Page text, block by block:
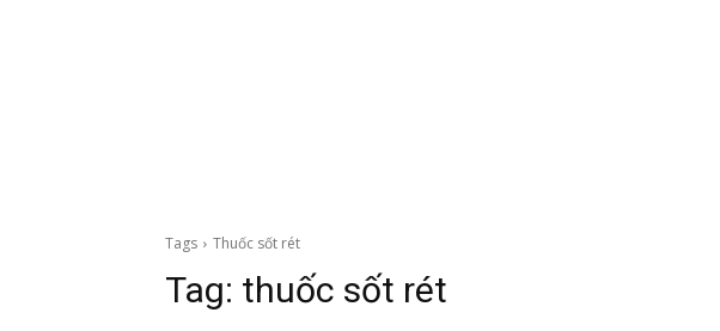
Tags Thuốc sốt rét
Tag: thuốc sốt rét